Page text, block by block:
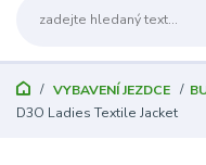
VYBAVENÍ JEZDCE
D3O Ladies Textile Jacket